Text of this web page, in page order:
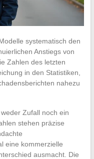
systematisch den
Anstiegs von
Zahlen des letzten
in den Statistiken,
nahezu
Zufall noch ein
stehen präzise
eine kommerzielle
ausmacht. Die